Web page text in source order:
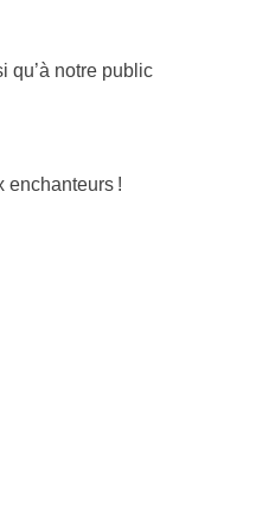
qu’à notre public
enchanteurs !